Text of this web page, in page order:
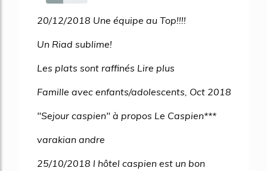
41%
20/12/2018 Une équipe au Top!!!!
Un Riad sublime!
Les plats sont raffinés Lire plus
Famille avec enfants/adolescents, Oct 2018
"Sejour caspien" à propos Le Caspien***
varakian andre
25/10/2018 l hôtel caspien est un bon